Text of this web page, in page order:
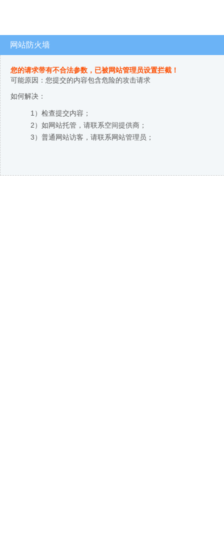
网站防火墙
您的请求带有不合法参数，已被网站管理员设置拦截！
可能原因：您提交的内容包含危险的攻击请求
如何解决：
1）检查提交内容；
2）如网站托管，请联系空间提供商；
3）普通网站访客，请联系网站管理员；